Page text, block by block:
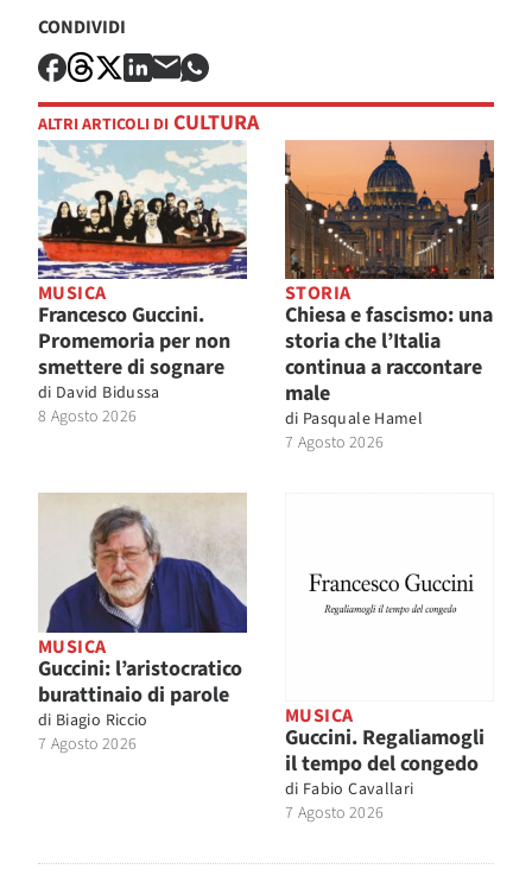
CONDIVIDI
ALTRI ARTICOLI DI CULTURA
MUSICA
Francesco Guccini.
Promemoria per non
smettere di sognare
di David Bidussa
8 Agosto 2026
STORIA
Chiesa e fascismo: una
storia che l’Italia
continua a raccontare
male
di Pasquale Hamel
7 Agosto 2026
MUSICA
Guccini: l’aristocratico
burattinaio di parole
di Biagio Riccio
7 Agosto 2026
MUSICA
Guccini. Regaliamogli
il tempo del congedo
di Fabio Cavallari
7 Agosto 2026